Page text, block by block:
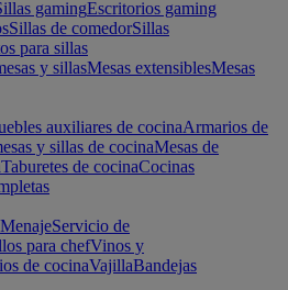
gamingEscritorios gaming
Sillas de comedorSillas
para sillas
y sillasMesas extensiblesMesas
auxiliares de cocinaArmarios de
y sillas de cocinaMesas de
Taburetes de cocinaCocinas
MenajeServicio de
para chefVinos y
de cocinaVajillaBandejas